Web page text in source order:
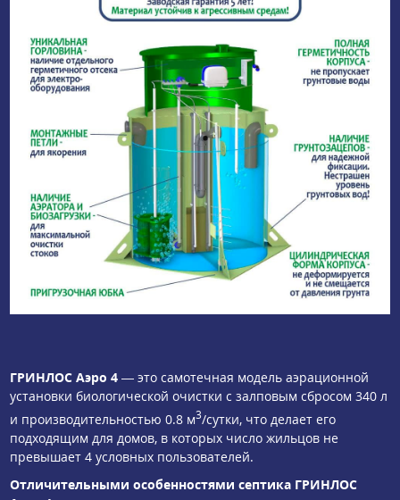
ГРИНЛОС Аэро 4 — это самотечная модель аэрационной
установки биологической очистки с залповым сбросом 340 л
и производительностью 0.8 м3/сутки, что делает его
подходящим для домов, в которых число жильцов не
превышает 4 условных пользователей.
Отличительными особенностями септика ГРИНЛОС